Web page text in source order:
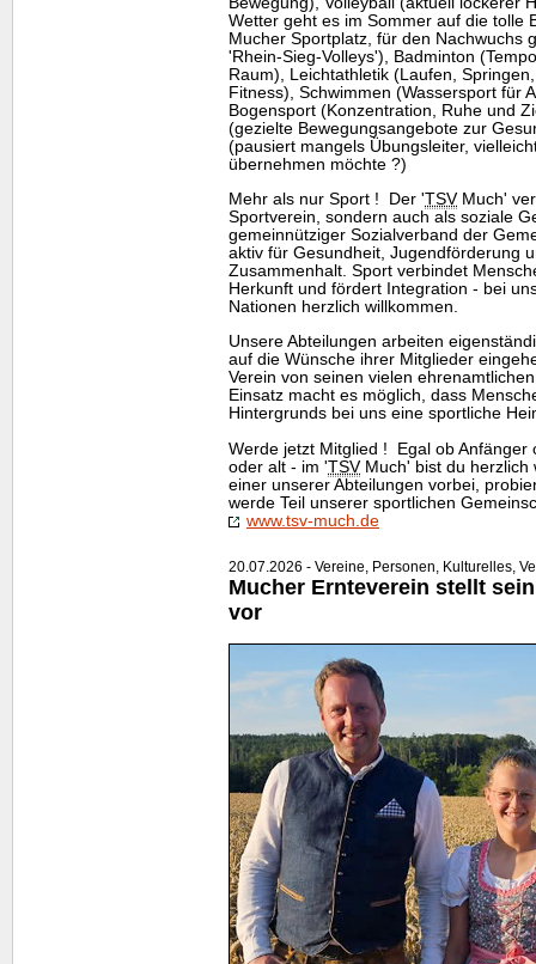
Wetter geht es im Sommer auf die tolle
Mucher Sportplatz, für den Nachwuchs
'Rhein-Sieg-Volleys'), Badminton
Raum), Leichtathletik (Laufen,
Fitness), Schwimmen (Wassersport für
Bogensport (Konzentration, Ruhe und
(gezielte Bewegungsangebote zur
(pausiert mangels Übungsleiter,
übernehmen möchte ?)
Mehr als nur Sport ! Der 'TSVMuch'
Sportverein, sondern auch als soziale
gemeinnütziger Sozialverband der
aktiv für Gesundheit, Jugendförderung
Zusammenhalt. Sport verbindet
Herkunft und fördert Integration - bei
Nationen herzlich willkommen.
Unsere Abteilungen arbeiten
auf die Wünsche ihrer Mitglieder
Verein von seinen vielen
Einsatz macht es möglich, dass
Hintergrunds bei uns eine sportliche
Werde jetzt Mitglied ! Egal ob Anfänger
oder alt - im 'TSVMuch' bist du herzlich
einer unserer Abteilungen vorbei,
werde Teil unserer sportlichen
www.tsv-much.de
20.07.2026 - Vereine, Personen, Kulturelles,
Mucher Ernteverein stellt
vor